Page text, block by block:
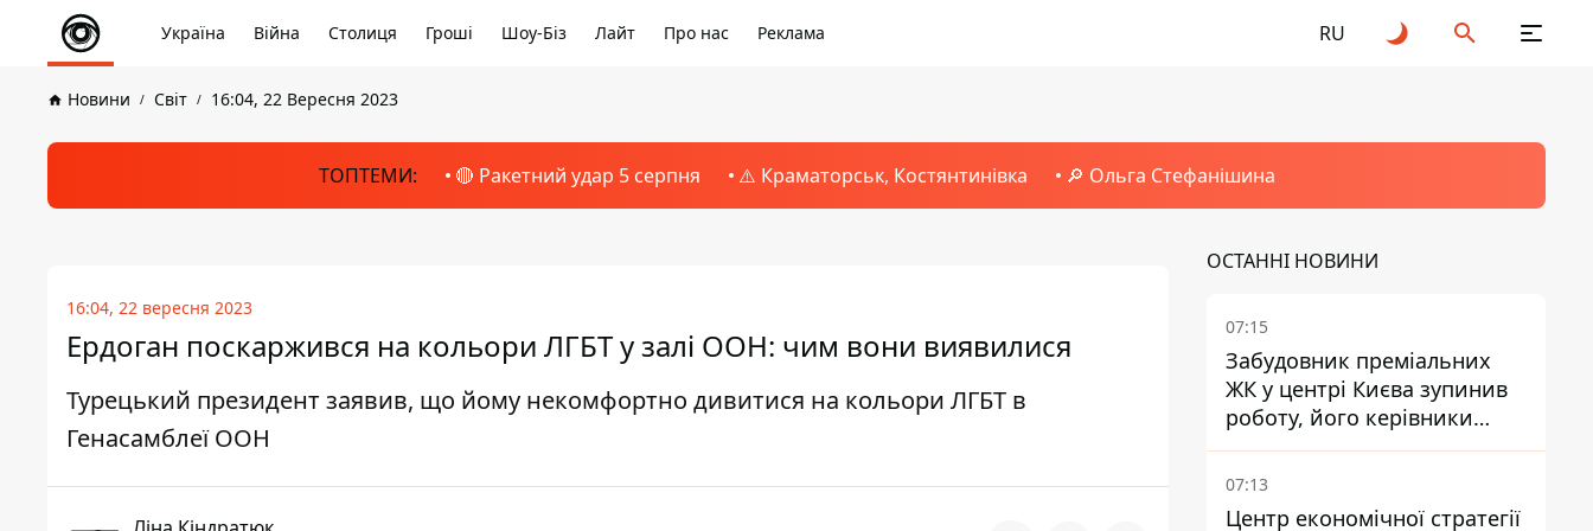
Україна Війна Столиця Гроші Шоу-Біз Лайт Про нас Реклама RU
Новини Світ 16:04, 22 Вересня 2023
ТОПТЕМИ: 🔴 Ракетний удар 5 серпня ⚠️ Краматорськ, Костянтинівка 🔎 Ольга Стефанішина
16:04, 22 вересня 2023
Ердоган поскаржився на кольори ЛГБТ у залі ООН: чим вони виявилися
Турецький президент заявив, що йому некомфортно дивитися на кольори ЛГБТ в
Генасамблеї ООН
ОСТАННІ НОВИНИ
07:15
Забудовник преміальних
ЖК у центрі Києва зупинив
роботу, його керівники
втекли з України - Bihus.info
07:13
Центр економічної стратегії